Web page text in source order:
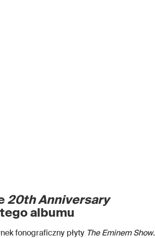
20th Anniversary
albumu
fonograficzny płyty The Eminem Show.